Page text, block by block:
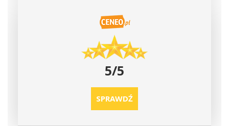
5/5
SPRAWDŹ